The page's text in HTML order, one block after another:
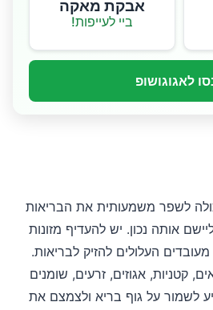
אבקת מאקה
ביי לעייפות!
לאגוגושופ
לשפר משמעותית את הבריאות
אותה נכון. יש להעדיף מזונות
העלולים להזיק לבריאות.
קטניות, אגוזים, זרעים, שומנים
לשמור על גוף בריא ולצמצם את